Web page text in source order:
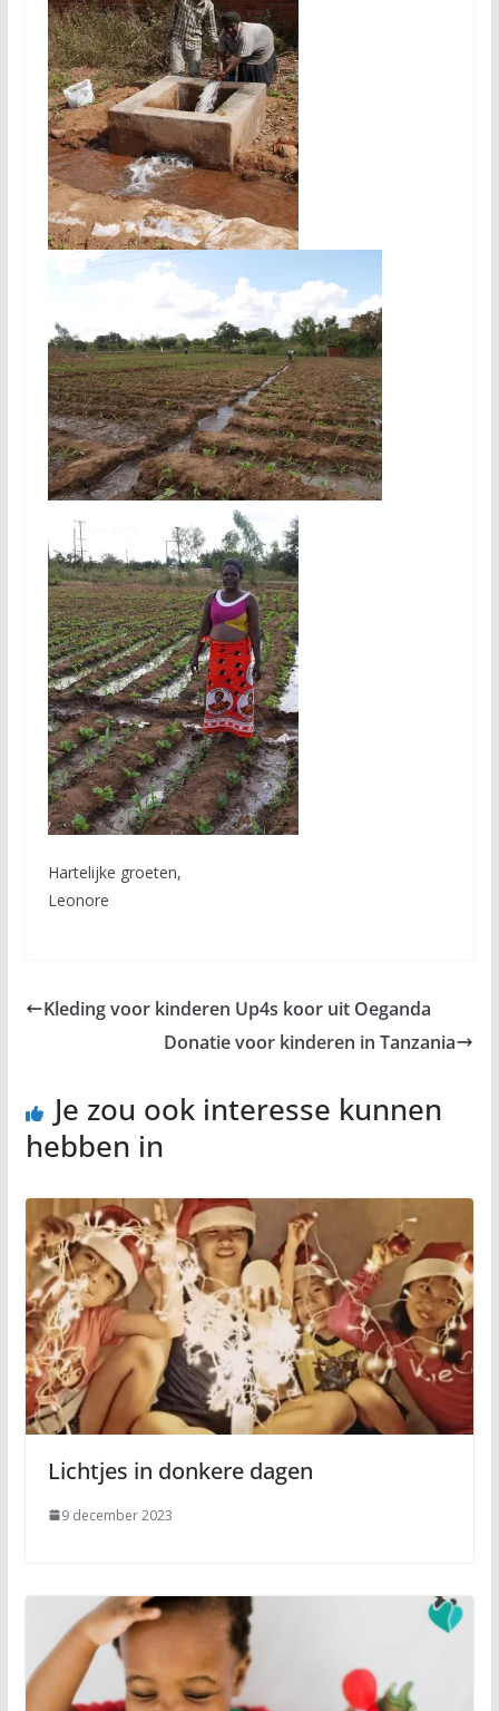
Hartelijke groeten,
Leonore
Kleding voor kinderen Up4s koor uit Oeganda
Donatie voor kinderen in Tanzania
Je zou ook interesse kunnen
hebben in
Lichtjes in donkere dagen
9 december 2023